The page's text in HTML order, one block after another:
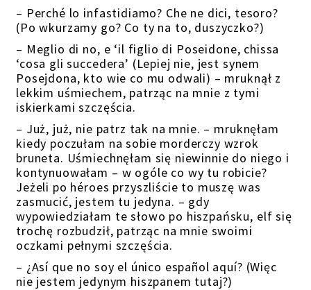
– Perché lo infastidiamo? Che ne dici, tesoro?
(Po wkurzamy go? Co ty na to, duszyczko?)
– Meglio di no, e ‘il figlio di Poseidone, chissa
‘cosa gli succedera’ (Lepiej nie, jest synem
Posejdona, kto wie co mu odwali) – mruknął z
lekkim uśmiechem, patrząc na mnie z tymi
iskierkami szczęścia.
– Już, już, nie patrz tak na mnie. – mruknęłam
kiedy poczułam na sobie morderczy wzrok
bruneta. Uśmiechnęłam się niewinnie do niego i
kontynuowałam – w ogóle co wy tu robicie?
Jeżeli po héroes przyszliście to muszę was
zasmucić, jestem tu jedyna. – gdy
wypowiedziałam te słowo po hiszpańsku, elf się
trochę rozbudził, patrząc na mnie swoimi
oczkami pełnymi szczęścia.
– ¿Así que no soy el único español aquí? (Więc
nie jestem jedynym hiszpanem tutaj?)